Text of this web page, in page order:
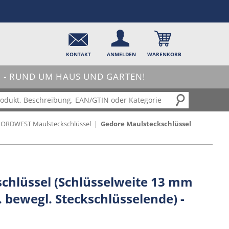
KONTAKT ANMELDEN WARENKORB
RUND UM HAUS UND GARTEN!
Maulsteckschlüssel | Gedore Maulsteckschlüssel
(Schlüsselweite 13 mm
Steckschlüsselende) -